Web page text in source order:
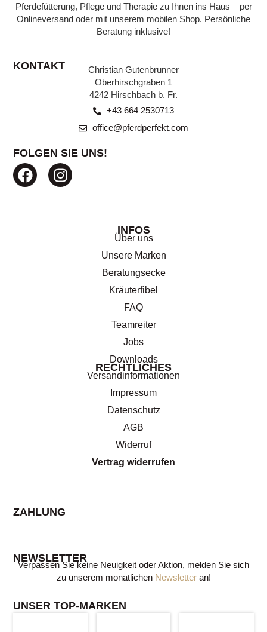
Pferdefütterung, Pflege und Therapie zu Ihnen ins Haus – per
Onlineversand oder mit unserem mobilen Shop. Persönliche
Beratung inklusive!
KONTAKT
Christian Gutenbrunner
Oberhirschgraben 1
4242 Hirschbach b. Fr.
+43 664 2530713
office@pferdperfekt.com
FOLGEN SIE UNS!
INFOS
Über uns
Unsere Marken
Beratungsecke
Kräuterfibel
FAQ
Teamreiter
Jobs
Downloads
RECHTLICHES
Versandinformationen
Impressum
Datenschutz
AGB
Widerruf
Vertrag widerrufen
ZAHLUNG
NEWSLETTER
Verpassen Sie keine Neuigkeit oder Aktion, melden Sie sich
zu unserem monatlichen Newsletteran!
UNSER TOP-MARKEN